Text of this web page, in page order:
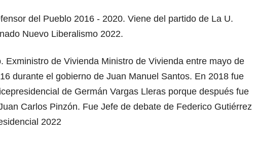
del Pueblo 2016 - 2020. Viene del partido de La U.
Nuevo Liberalismo 2022.
Exministro de Vivienda Ministro de Vivienda entre mayo de
durante el gobierno de Juan Manuel Santos. En 2018 fue
de Germán Vargas Lleras porque después fue
Carlos Pinzón. Fue Jefe de debate de Federico Gutiérrez
2022